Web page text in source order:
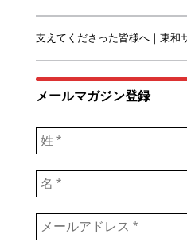
支えてくださった皆様へ｜東和
メールマガジン登録